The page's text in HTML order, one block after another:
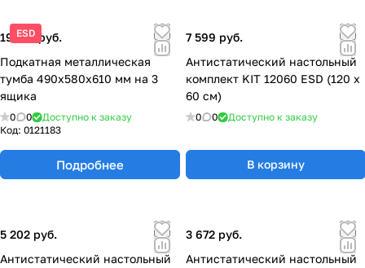
поставщики материалов и комплектующих тщательно
проверяются на качество и соответствуют
необходимым имеющимся стандартам.
ESD
19 176 руб.
Подкатная металлическая
тумба 490x580x610 мм на 3
ящика
0 0
Доступно к заказу
Код: 0121183
Подробнее
7 599 руб.
Антистатический настольный
комплект KIT 12060 ESD (120 х
60 см)
0 0 Доступно к заказу
В корзину
5 202 руб.
Антистатический настольный
3 672 руб.
Антистатический настольный